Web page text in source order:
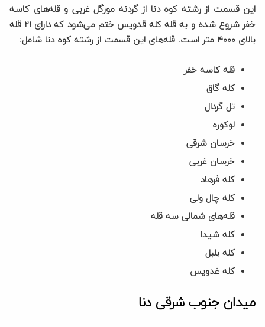
این قسمت از رشته کوه دنا از گردنه مورگل غربی و قله‌های کاسه
خفر شروع شده و به قله کله قدویس ختم می‌شود که دارای ۲۱ قله
بالای ۴۰۰۰ متر است. قله‌های این قسمت از رشته کوه دنا شامل:
قله کاسه خفر
کله گاق
تل گردال
لوکوره
خرسان شرقی
خرسان غربی
کله فرهاد
کله چال ولی
قله‌های شمالی سه قله
کله شیدا
کله بلبل
کله غدویس
میدان جنوب شرقی دنا